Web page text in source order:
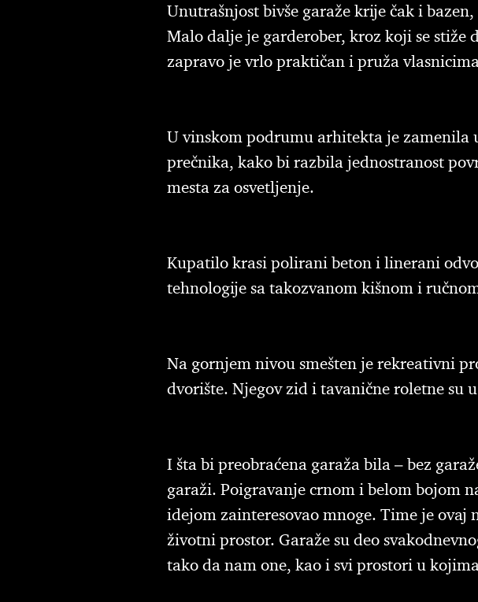
Unutrašnjost bivše garaže krije čak i
Malo dalje je garderober, kroz koji se stiže
zapravo je vrlo praktičan i pruža
U vinskom podrumu arhitekta je
prečnika, kako bi razbila jednostranost
mesta za osvetljenje.
Kupatilo krasi polirani beton i linerani
tehnologije sa takozvanom kišnom i
Na gornjem nivou smešten je rekreativni
dvorište. Njegov zid i tavanične roletne su
I šta bi preobraćena garaža bila – bez
garaži. Poigravanje crnom i belom bojom
idejom zainteresovao mnoge. Time je
životni prostor. Garaže su deo
tako da nam one, kao i svi prostori u